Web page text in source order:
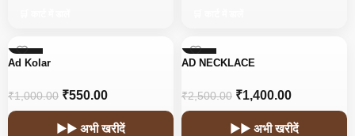
-45%
Ad Kolar
₹1,000.00 ₹550.00
▶▶ अभी खरीदें
-44%
AD NECKLACE
₹2,500.00 ₹1,400.00
▶▶ अभी खरीदें